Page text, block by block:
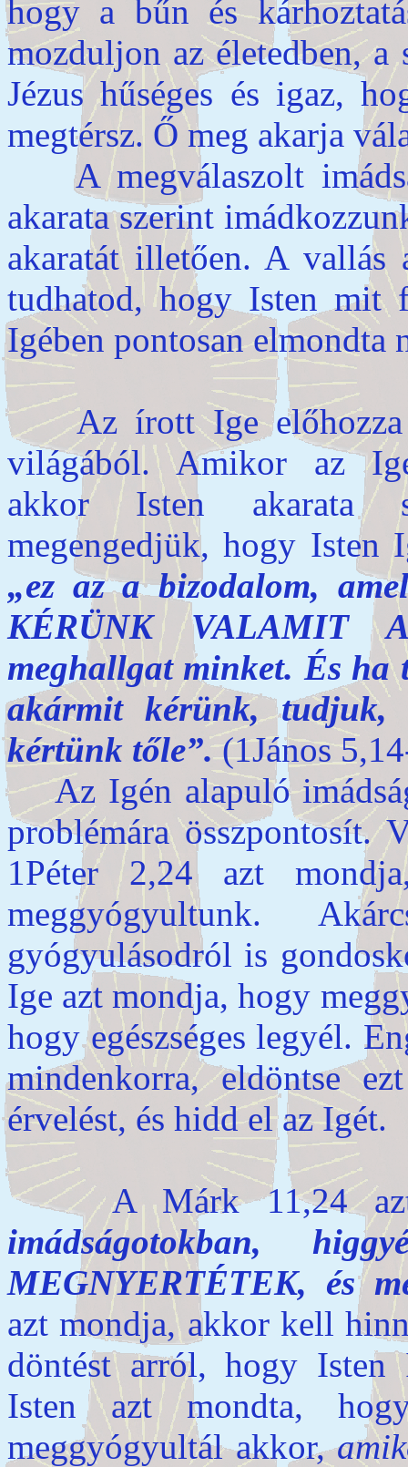
hogy a bűn és
mozduljon az életedben, a
Jézus hűséges és igaz,
megtérsz. Ő meg akarja
A megválaszolt
akarata szerint
akaratát illetően. A vallás
tudhatod, hogy Isten mit
Igében pontosan
Az írott Ige előhozza
világából. Amikor az
akkor Isten akarata
megengedjük, hogy Isten
„ez az a bizodalom,
KÉRÜNK VALAMIT
meghallgat minket. És
akármit kérünk, tudjuk,
kértünk tőle”.(1János
Az Igén alapuló imádság
problémára összpontosít.
1Péter 2,24 azt
meggyógyultunk.
gyógyulásodról is
Ige azt mondja, hogy
hogy egészséges legyél.
mindenkorra, eldöntse
érvelést, és hidd el az Igét.
A Márk 11,24 azt
imádságotokban,
MEGNYERTÉTEK, és
azt mondja, akkor kell
döntést arról, hogy Isten
Isten azt mondta,
meggyógyultál akkor,